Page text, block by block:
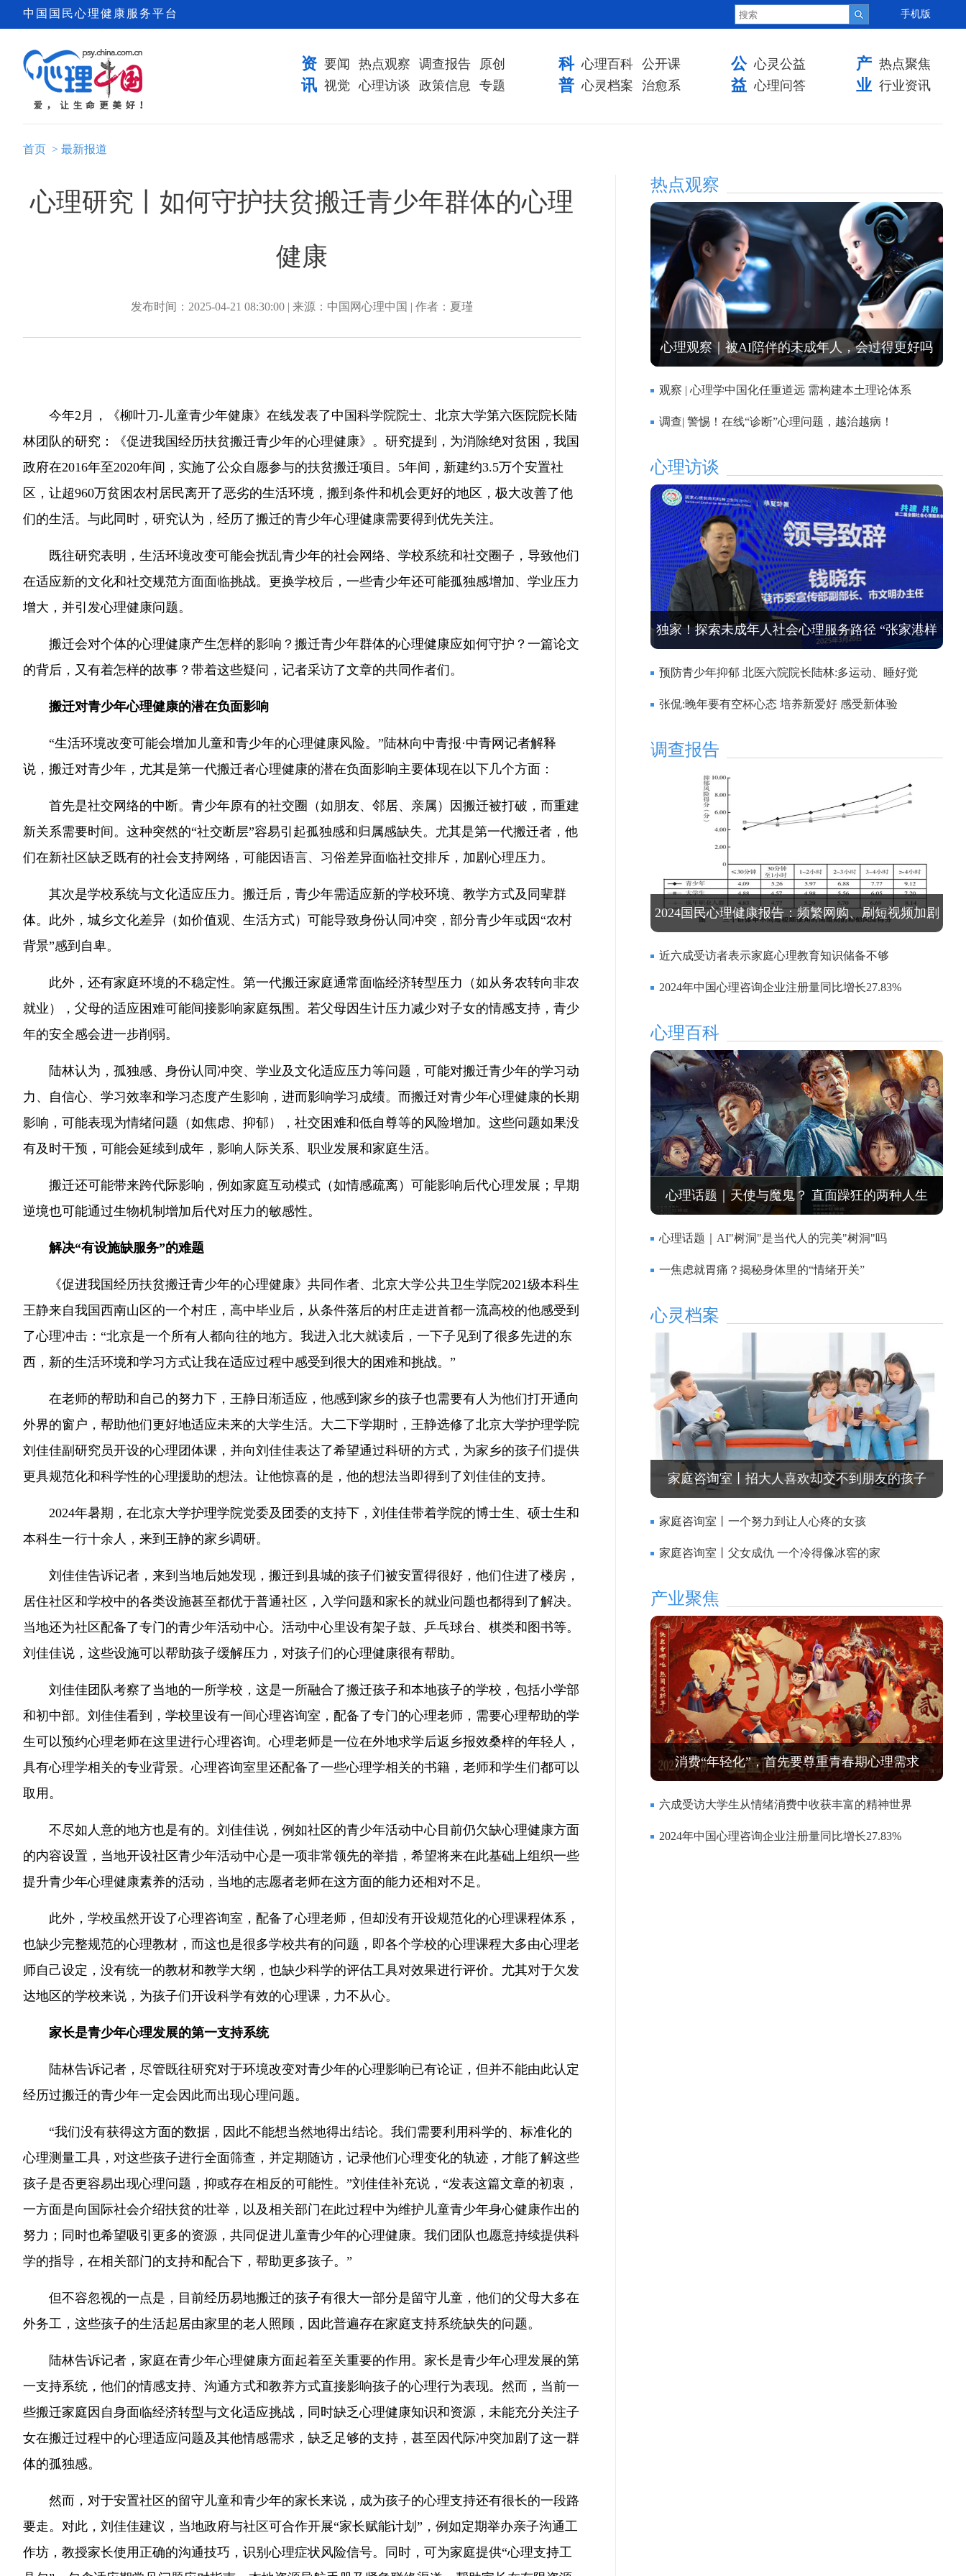
中国国民心理健康服务平台 手机版
资
讯
要闻 热点观察 调查报告
原创
视觉 心理访谈 政策信息 专题
科
普
心理百科 公开课
心灵档案
治愈系
公
益
心灵公益
心理问答
产
业
热点聚焦
行业资讯
首页 > 最新报道
心理研究丨如何守护扶贫搬迁青少年群体的心理
健康
发布时间：2025-04-21 08:30:00 | 来源：中国网心理中国 | 作者：夏瑾
今年2月，《柳叶刀-儿童青少年健康》在线发表了中国科学院院士、北京大学第六医院院长陆
林团队的研究：《促进我国经历扶贫搬迁青少年的心理健康》。研究提到，为消除绝对贫困，我国
政府在2016年至2020年间，实施了公众自愿参与的扶贫搬迁项目。5年间，新建约3.5万个安置社
区，让超960万贫困农村居民离开了恶劣的生活环境，搬到条件和机会更好的地区，极大改善了他
们的生活。与此同时，研究认为，经历了搬迁的青少年心理健康需要得到优先关注。
既往研究表明，生活环境改变可能会扰乱青少年的社会网络、学校系统和社交圈子，导致他们
在适应新的文化和社交规范方面面临挑战。更换学校后，一些青少年还可能孤独感增加、学业压力
增大，并引发心理健康问题。
搬迁会对个体的心理健康产生怎样的影响？搬迁青少年群体的心理健康应如何守护？一篇论文
的背后，又有着怎样的故事？带着这些疑问，记者采访了文章的共同作者们。
搬迁对青少年心理健康的潜在负面影响
“生活环境改变可能会增加儿童和青少年的心理健康风险。”陆林向中青报·中青网记者解释
说，搬迁对青少年，尤其是第一代搬迁者心理健康的潜在负面影响主要体现在以下几个方面：
首先是社交网络的中断。青少年原有的社交圈（如朋友、邻居、亲属）因搬迁被打破，而重建
新关系需要时间。这种突然的“社交断层”容易引起孤独感和归属感缺失。尤其是第一代搬迁者，他
们在新社区缺乏既有的社会支持网络，可能因语言、习俗差异面临社交排斥，加剧心理压力。
其次是学校系统与文化适应压力。搬迁后，青少年需适应新的学校环境、教学方式及同辈群
体。此外，城乡文化差异（如价值观、生活方式）可能导致身份认同冲突，部分青少年或因“农村
背景”感到自卑。
此外，还有家庭环境的不稳定性。第一代搬迁家庭通常面临经济转型压力（如从务农转向非农
就业），父母的适应困难可能间接影响家庭氛围。若父母因生计压力减少对子女的情感支持，青少
年的安全感会进一步削弱。
陆林认为，孤独感、身份认同冲突、学业及文化适应压力等问题，可能对搬迁青少年的学习动
力、自信心、学习效率和学习态度产生影响，进而影响学习成绩。而搬迁对青少年心理健康的长期
影响，可能表现为情绪问题（如焦虑、抑郁），社交困难和低自尊等的风险增加。这些问题如果没
有及时干预，可能会延续到成年，影响人际关系、职业发展和家庭生活。
搬迁还可能带来跨代际影响，例如家庭互动模式（如情感疏离）可能影响后代心理发展；早期
逆境也可能通过生物机制增加后代对压力的敏感性。
解决“有设施缺服务”的难题
《促进我国经历扶贫搬迁青少年的心理健康》共同作者、北京大学公共卫生学院2021级本科生
王静来自我国西南山区的一个村庄，高中毕业后，从条件落后的村庄走进首都一流高校的他感受到
了心理冲击：“北京是一个所有人都向往的地方。我进入北大就读后，一下子见到了很多先进的东
西，新的生活环境和学习方式让我在适应过程中感受到很大的困难和挑战。”
在老师的帮助和自己的努力下，王静日渐适应，他感到家乡的孩子也需要有人为他们打开通向
外界的窗户，帮助他们更好地适应未来的大学生活。大二下学期时，王静选修了北京大学护理学院
刘佳佳副研究员开设的心理团体课，并向刘佳佳表达了希望通过科研的方式，为家乡的孩子们提供
更具规范化和科学性的心理援助的想法。让他惊喜的是，他的想法当即得到了刘佳佳的支持。
2024年暑期，在北京大学护理学院党委及团委的支持下，刘佳佳带着学院的博士生、硕士生和
本科生一行十余人，来到王静的家乡调研。
刘佳佳告诉记者，来到当地后她发现，搬迁到县城的孩子们被安置得很好，他们住进了楼房，
居住社区和学校中的各类设施甚至都优于普通社区，入学问题和家长的就业问题也都得到了解决。
当地还为社区配备了专门的青少年活动中心。活动中心里设有架子鼓、乒乓球台、棋类和图书等。
刘佳佳说，这些设施可以帮助孩子缓解压力，对孩子们的心理健康很有帮助。
刘佳佳团队考察了当地的一所学校，这是一所融合了搬迁孩子和本地孩子的学校，包括小学部
和初中部。刘佳佳看到，学校里设有一间心理咨询室，配备了专门的心理老师，需要心理帮助的学
生可以预约心理老师在这里进行心理咨询。心理老师是一位在外地求学后返乡报效桑梓的年轻人，
具有心理学相关的专业背景。心理咨询室里还配备了一些心理学相关的书籍，老师和学生们都可以
取用。
不尽如人意的地方也是有的。刘佳佳说，例如社区的青少年活动中心目前仍欠缺心理健康方面
的内容设置，当地开设社区青少年活动中心是一项非常领先的举措，希望将来在此基础上组织一些
提升青少年心理健康素养的活动，当地的志愿者老师在这方面的能力还相对不足。
此外，学校虽然开设了心理咨询室，配备了心理老师，但却没有开设规范化的心理课程体系，
也缺少完整规范的心理教材，而这也是很多学校共有的问题，即各个学校的心理课程大多由心理老
师自己设定，没有统一的教材和教学大纲，也缺少科学的评估工具对效果进行评价。尤其对于欠发
达地区的学校来说，为孩子们开设科学有效的心理课，力不从心。
家长是青少年心理发展的第一支持系统
陆林告诉记者，尽管既往研究对于环境改变对青少年的心理影响已有论证，但并不能由此认定
经历过搬迁的青少年一定会因此而出现心理问题。
“我们没有获得这方面的数据，因此不能想当然地得出结论。我们需要利用科学的、标准化的
心理测量工具，对这些孩子进行全面筛查，并定期随访，记录他们心理变化的轨迹，才能了解这些
孩子是否更容易出现心理问题，抑或存在相反的可能性。”刘佳佳补充说，“发表这篇文章的初衷，
一方面是向国际社会介绍扶贫的壮举，以及相关部门在此过程中为维护儿童青少年身心健康作出的
努力；同时也希望吸引更多的资源，共同促进儿童青少年的心理健康。我们团队也愿意持续提供科
学的指导，在相关部门的支持和配合下，帮助更多孩子。”
但不容忽视的一点是，目前经历易地搬迁的孩子有很大一部分是留守儿童，他们的父母大多在
外务工，这些孩子的生活起居由家里的老人照顾，因此普遍存在家庭支持系统缺失的问题。
陆林告诉记者，家庭在青少年心理健康方面起着至关重要的作用。家长是青少年心理发展的第
一支持系统，他们的情感支持、沟通方式和教养方式直接影响孩子的心理行为表现。然而，当前一
些搬迁家庭因自身面临经济转型与文化适应挑战，同时缺乏心理健康知识和资源，未能充分关注子
女在搬迁过程中的心理适应问题及其他情感需求，缺乏足够的支持，甚至因代际冲突加剧了这一群
体的孤独感。
然而，对于安置社区的留守儿童和青少年的家长来说，成为孩子的心理支持还有很长的一段路
要走。对此，刘佳佳建议，当地政府与社区可合作开展“家长赋能计划”，例如定期举办亲子沟通工
作坊，教授家长使用正确的沟通技巧，识别心理症状风险信号。同时，可为家庭提供“心理支持工
热点观察
心理观察｜被AI陪伴的未成年人，会过得更好吗
观察 | 心理学中国化任重道远 需构建本土理论体系
调查| 警惕！在线“诊断”心理问题，越治越病！
心理访谈
独家！探索未成年人社会心理服务路径 “张家港样
本”出炉！
预防青少年抑郁 北医六院院长陆林:多运动、睡好觉
张侃:晚年要有空杯心态 培养新爱好 感受新体验
调查报告
2024国民心理健康报告：频繁网购、刷短视频加剧
抑郁风险
近六成受访者表示家庭心理教育知识储备不够
2024年中国心理咨询企业注册量同比增长27.83%
心理百科
心理话题｜天使与魔鬼？ 直面躁狂的两种人生
心理话题｜AI"树洞"是当代人的完美"树洞"吗
一焦虑就胃痛？揭秘身体里的“情绪开关”
心灵档案
家庭咨询室丨招大人喜欢却交不到朋友的孩子
家庭咨询室丨一个努力到让人心疼的女孩
家庭咨询室丨父女成仇 一个冷得像冰窖的家
产业聚焦
消费“年轻化”，首先要尊重青春期心理需求
六成受访大学生从情绪消费中收获丰富的精神世界
2024年中国心理咨询企业注册量同比增长27.83%